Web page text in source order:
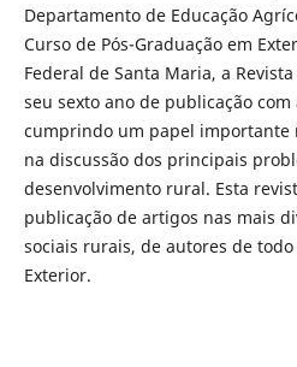
Departamento de Educação
Curso de Pós-Graduação em
Federal de Santa Maria, a
seu sexto ano de publicação
cumprindo um papel importante
na discussão dos principais
desenvolvimento rural. Esta
publicação de artigos nas mais
sociais rurais, de autores de
Exterior.